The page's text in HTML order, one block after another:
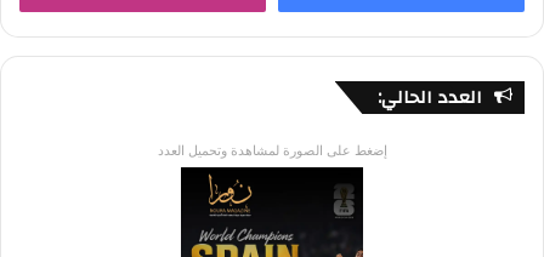
العدد الحالي:
إضغط على الصورة لمشاهدة وتحميل العدد